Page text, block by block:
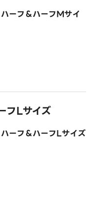
ハーフ＆ハーフMサイ
フLサイズ
ハーフ＆ハーフLサイズ